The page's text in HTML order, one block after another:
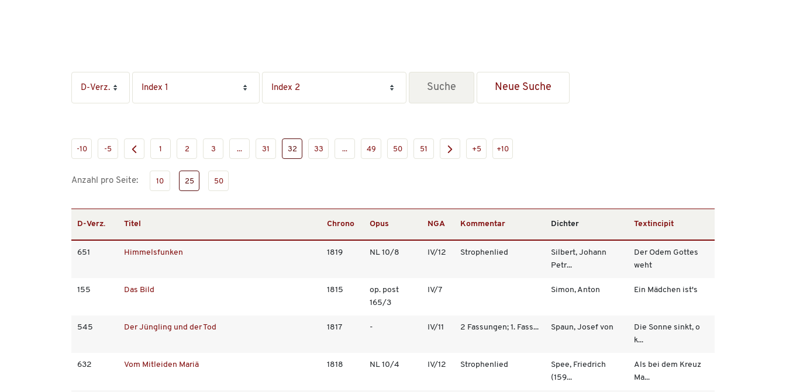
Neue Suche
-10 -5 1 2 3 ... 31 32 33 ... 49 50 51 +5 +10
Anzahl pro Seite: 10 25 50
D-Verz. Titel Chrono Opus NGA Kommentar Dichter Textincipit
651 Himmelsfunken 1819 NL 10/8 IV/12 Strophenlied
Silbert, Johann
Petr...
Der Odem Gottes
weht
155 Das Bild 1815
op. post
165/3
IV/7 Simon, Anton Ein Mädchen ist's
545 Der Jüngling und der Tod 1817 - IV/11 2 Fassungen; 1. Fass... Spaun, Josef von
Die Sonne sinkt, o
k...
632 Vom Mitleiden Mariä 1818 NL 10/4 IV/12 Strophenlied
Spee, Friedrich
(159...
Als bei dem Kreuz
Ma...